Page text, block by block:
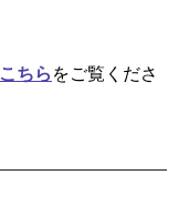
こちら をご覧くださ